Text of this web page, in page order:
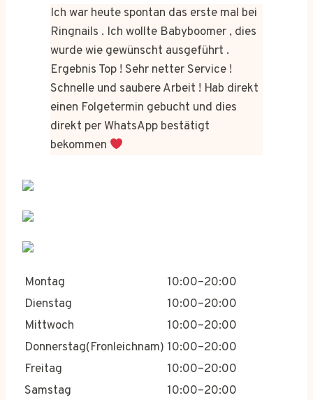
Ich war heute spontan das erste mal bei
Ringnails . Ich wollte Babyboomer , dies
wurde wie gewünscht ausgeführt .
Ergebnis Top ! Sehr netter Service !
Schnelle und saubere Arbeit ! Hab direkt
einen Folgetermin gebucht und dies
direkt per WhatsApp bestätigt
bekommen
Montag
10:00–20:00
Dienstag
10:00–20:00
Mittwoch
10:00–20:00
Donnerstag(Fronleichnam) 10:00–20:00
Freitag
10:00–20:00
Samstag
10:00–20:00